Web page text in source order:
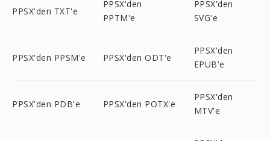
PPSX'den TXT'e
PPSX'den
PPTM'e
PPSX'den
SVG'e
PPSX'den PPSM'e PPSX'den ODT'e
PPSX'den
EPUB'e
PPSX'den PDB'e PPSX'den POTX'e
PPSX'den
MTV'e